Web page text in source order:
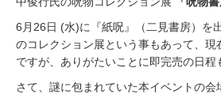
6月26日 (水)に『紙呪』（二見書房）を
のコレクション展という事もあって、現
ですが、ありがたいことに即完売の日程
さて、謎に包まれていた本イベントの